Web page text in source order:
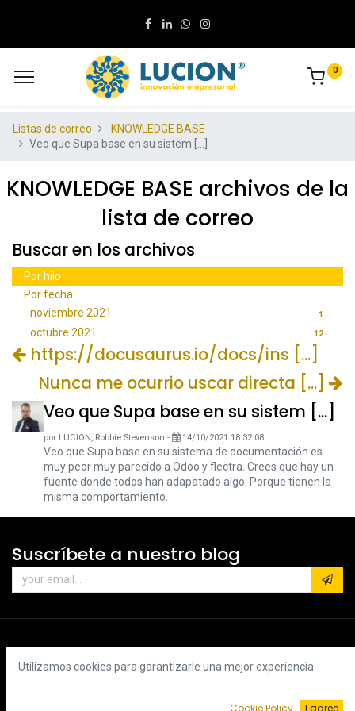
0
Listas de correo
KNOWLEDGE BASE
Veo que Supa base en su sistem [...]
KNOWLEDGE BASE archivos de la
lista de correo
Buscar en los archivos
Por hilo
Por fecha
noviembre 2021
1
octubre 2021 12
https://docusaurus.io/docs/ins [...]
Nunca me ocurrio uscar directa [...]
Veo que Supa base en su sistem [...]
por LUCION, Robbie Stevenson - 14/10/2021 18:32:08
Veo que Supa base en su sistema de documentación es
muy peor muy parecido a Odoo y flectra. Crees que hay un
fuente donde todos han adapatado algo. Porque tienen la
misma comportamiento.
Suscríbete a nuestro blog
Utilizamos cookies para garantizarle una mejor experiencia.
Cookie Policy I agree